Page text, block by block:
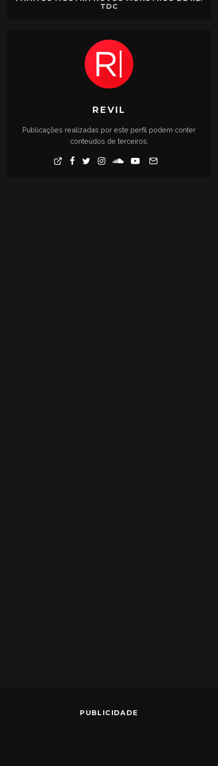
TDC
REVIL
Publicações realizadas por este perfil podem conter
conteúdos de terceiros.
PUBLICIDADE